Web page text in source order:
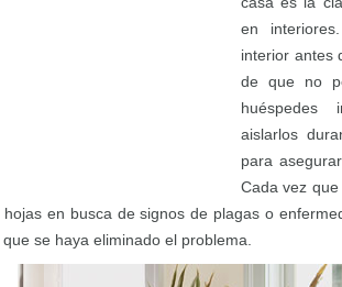
en
interior antes
de que no
huéspedes
aislarlos
para
Cada vez
en busca de signos de plagas o
se haya eliminado el problema.